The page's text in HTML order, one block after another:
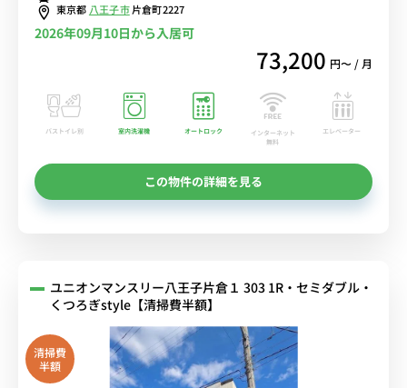
東京都 八王子市片倉町2227
2026年09月10日から入居可
73,200 円〜 / 月
バストイレ別 室内洗濯機 オートロック
インターネット
無料
エレベーター
この物件の詳細を見る
ユニオンマンスリー八王子片倉１ 303 1R・セミダブル・
くつろぎstyle【清掃費半額】
清掃費
半額